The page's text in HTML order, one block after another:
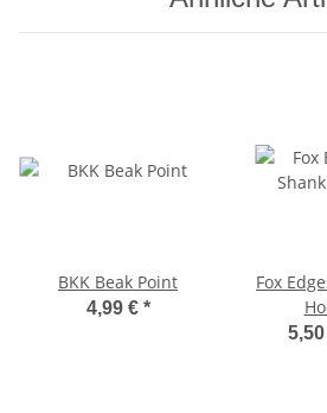
BKK Beak Point
4,99 € *
Fox